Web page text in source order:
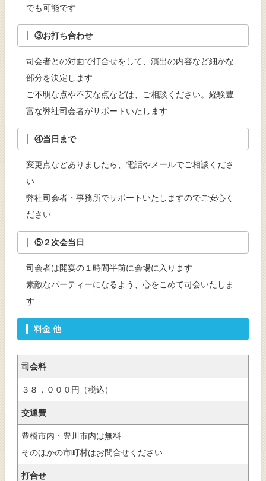
でも可能です
③お打ち合わせ
司会者との対面で打合せをして、演出の内容など細かな
部分を決定します
ご不明な点や不安な点などは、ご相談ください。経験豊
富な弊社司会者がサポートいたします
④当日まで
変更点などありましたら、電話やメールでご相談くださ
い
弊社司会者・事務所でサポートいたしますのでご安心く
ださい
⑤２次会当日
司会者は開宴の１時間半前に会場に入ります
素敵なパーティーになるよう、心をこめて司会いたしま
す
料金 他
司会料
３８，０００円（税込）
交通費
豊橋市内・豊川市内は無料
そのほかの市町村はお問合せください
打合せ